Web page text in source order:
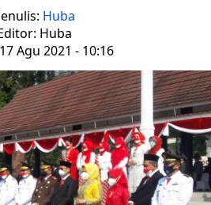
Huba
Huba
Agu 2021 - 10:16